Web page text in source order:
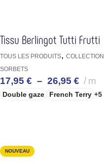
Tissu Berlingot Tutti Frutti
TOUS LES PRODUITS, COLLECTION
SORBETS
17,95 € – 26,95 € m
Double gaze French Terry +5
NOUVEAU